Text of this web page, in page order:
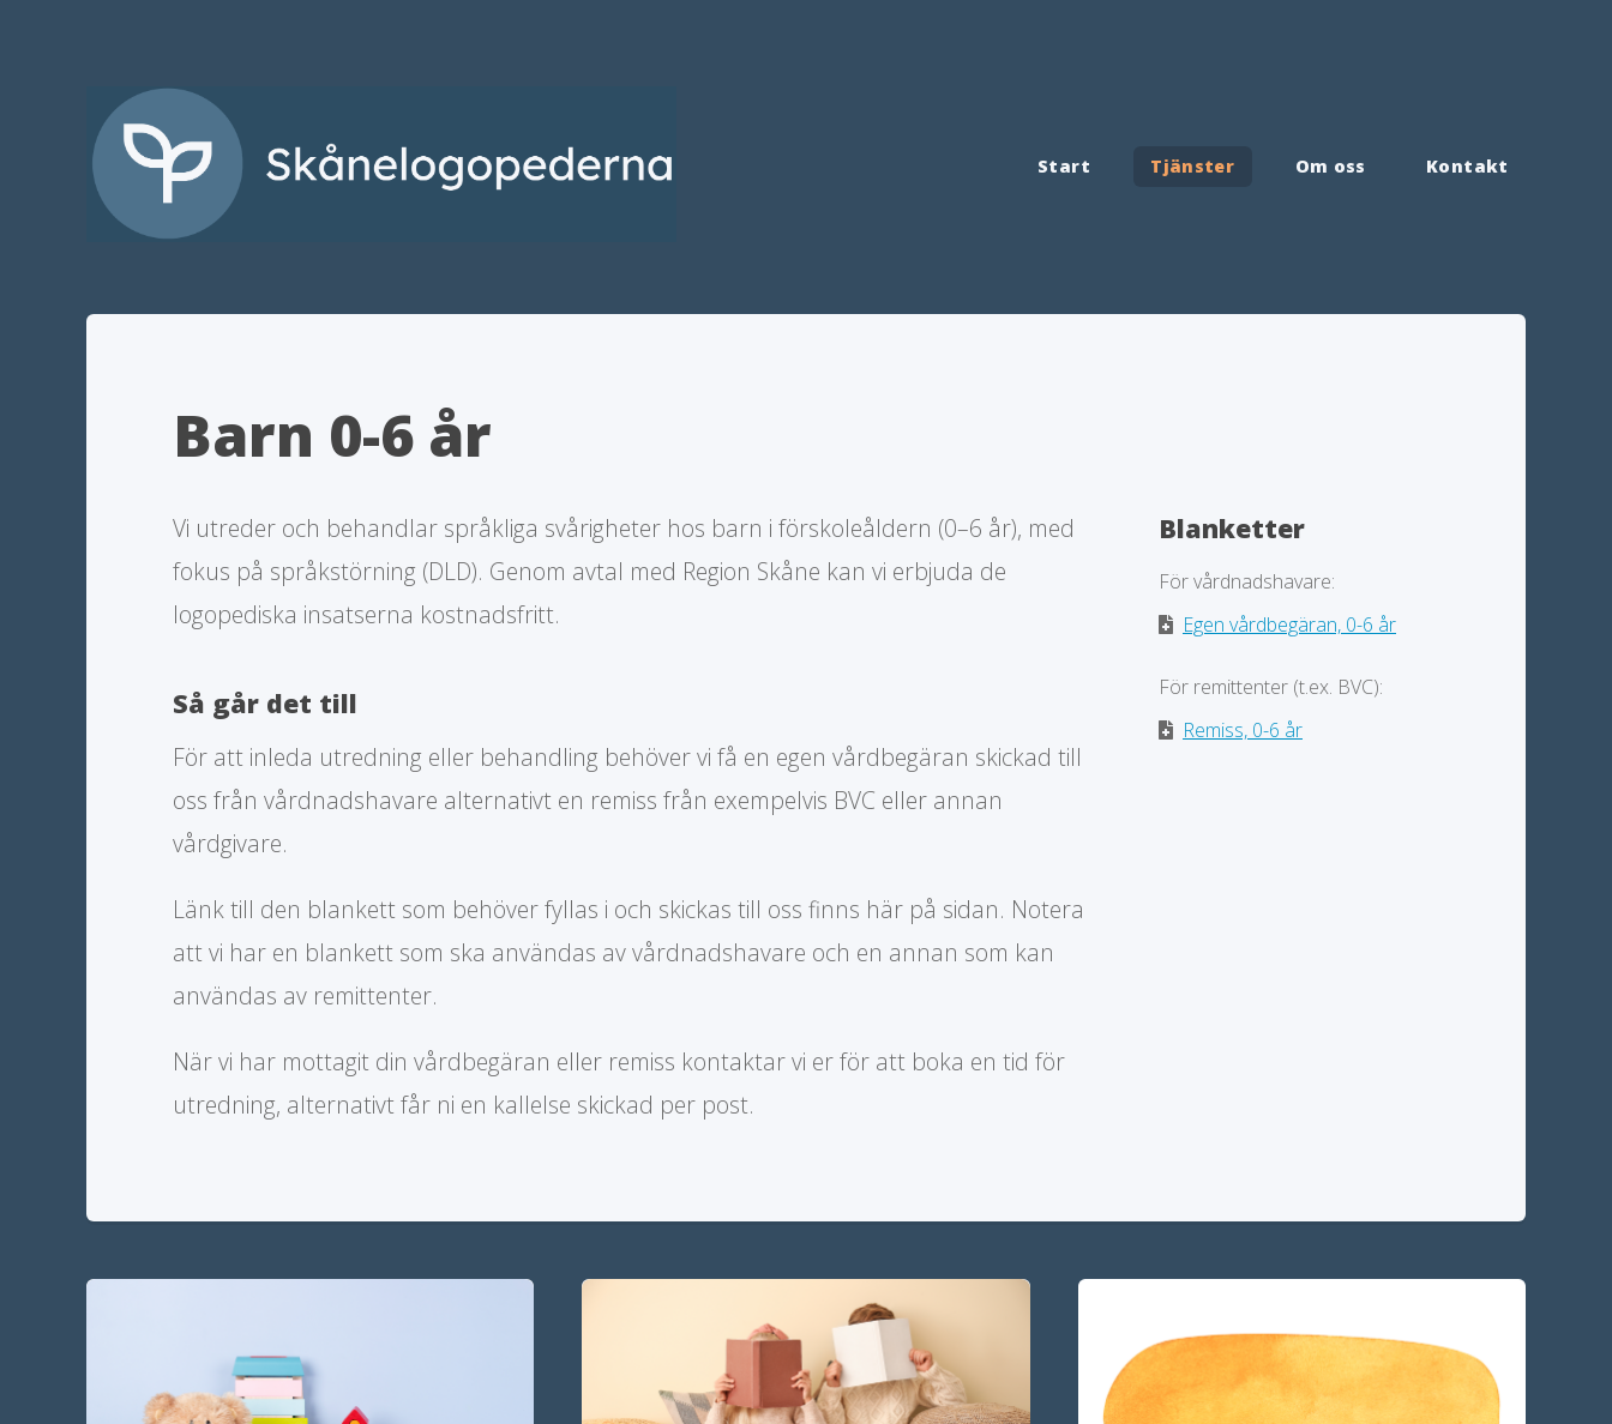
Start Tjänster Om oss Kontakt
Barn 0-6 år
Vi utreder och behandlar språkliga svårigheter hos barn i förskoleåldern (0–6 år), med
fokus på språkstörning (DLD). Genom avtal med Region Skåne kan vi erbjuda de
logopediska insatserna kostnadsfritt.
Så går det till
För att inleda utredning eller behandling behöver vi få en egen vårdbegäran skickad till
oss från vårdnadshavare alternativt en remiss från exempelvis BVC eller annan
vårdgivare.
Länk till den blankett som behöver fyllas i och skickas till oss finns här på sidan. Notera
att vi har en blankett som ska användas av vårdnadshavare och en annan som kan
användas av remittenter.
När vi har mottagit din vårdbegäran eller remiss kontaktar vi er för att boka en tid för
utredning, alternativt får ni en kallelse skickad per post.
Blanketter
För vårdnadshavare:
Egen vårdbegäran, 0-6 år
För remittenter (t.ex. BVC):
Remiss, 0-6 år